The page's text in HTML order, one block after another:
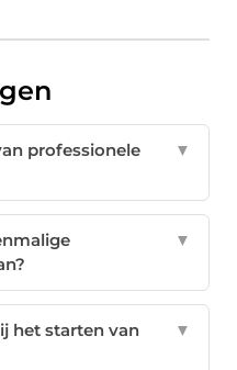
professionele
▼
▼
het starten van
▼